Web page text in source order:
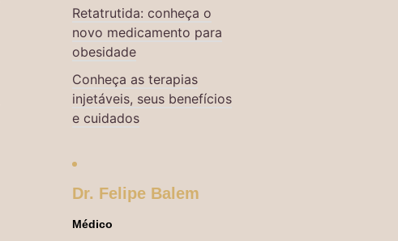
Retatrutida: conheça o
novo medicamento para
obesidade
Conheça as terapias
injetáveis, seus benefícios
e cuidados
Dr. Felipe Balem
Médico